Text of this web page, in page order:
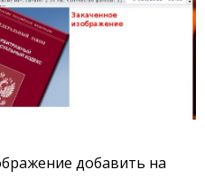
добавить на